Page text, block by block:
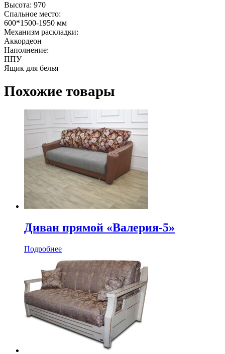
Высота: 970
Спальное место:
600*1500-1950 мм
Механизм раскладки:
Аккордеон
Наполнение:
ППУ
Ящик для белья
Похожие товары
Диван прямой «Валерия-5»
Подробнее